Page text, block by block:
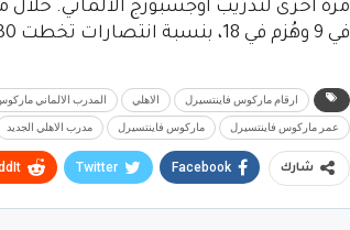
في 9 وهُزم في 18، بنسبة انتصارات تخطت 30%
ارقام ماركوس فاينتسيرل الاهلي المدرب الالماني
عمر ماركوس فاينتسيرل ماركوس فاينتسيرل مدرب الاهلي الجديد
شارك Facebook
Twitter